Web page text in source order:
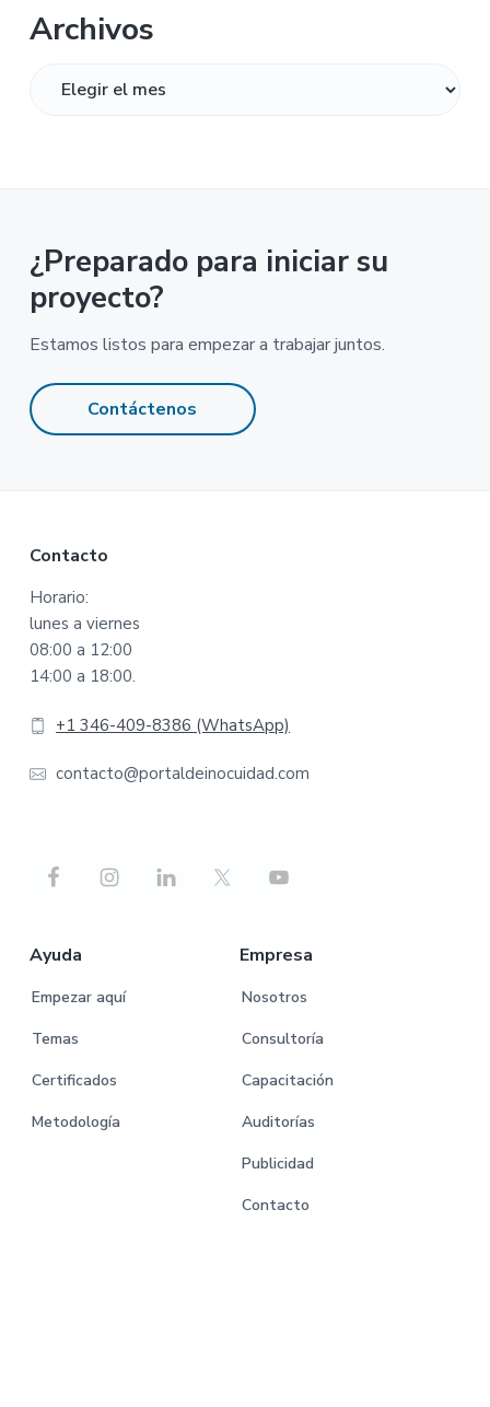
Archivos
¿Preparado para iniciar su
proyecto?
Estamos listos para empezar a trabajar juntos.
Contáctenos
Footer
Contacto
Horario:
lunes a viernes
08:00 a 12:00
14:00 a 18:00.
+1 346-409-8386 (WhatsApp)
contacto@portaldeinocuidad.com
Ayuda
Empezar aquí
Temas
Certificados
Metodología
Empresa
Nosotros
Consultoría
Capacitación
Auditorías
Publicidad
Contacto